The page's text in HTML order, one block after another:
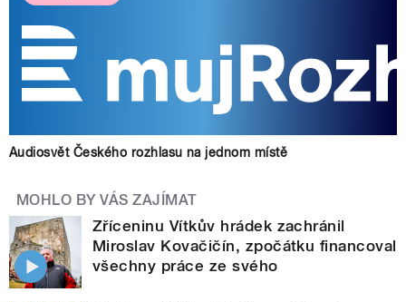
Audiosvět Českého rozhlasu na jednom místě
MOHLO BY VÁS ZAJÍMAT
Zříceninu Vítkův hrádek zachránil
Miroslav Kovačičín, zpočátku financoval
všechny práce ze svého